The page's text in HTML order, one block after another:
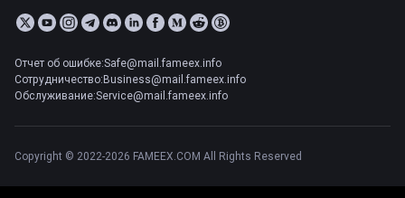
Отчет об ошибке:Safe@mail.fameex.info
Сотрудничество:Business@mail.fameex.info
Обслуживание:Service@mail.fameex.info
Copyright © 2022-2026 FAMEEX.COM All Rights Reserved